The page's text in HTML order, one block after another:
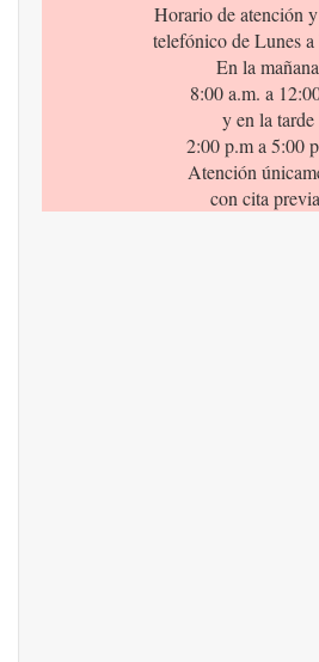
Horario de atención
telefónico de Lunes
En la mañana
8:00 a.m. a
y en la tarde
2:00 p.m a 5:00
Atención
con cita